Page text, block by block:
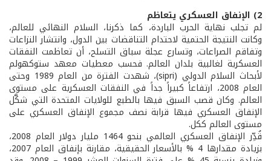
2) الإنفاق العسكري يتعاظم
لم تجلب نهاية الحرب الباردة، كما ذكرنا، السلام النهائي للعالم،
وكانت النتيجة الحتمية لاحتدام التناقضات بين الدول، وانتشار النزاعات
وتفاقم الصراعات، وتسارع عجلة سباق التسلح، أن تعاظمت النفقات
العسكرية لغالبية بلدان العالم. فحسب معطيات معهد ستوكهولم
لأبحاث السلام الدولي (sipri)، شهدت الفترة من العام 1989 وحتى
العام 2008، ارتفاعاً كبيراً جداً في النفقات العسكرية على مستوى
العالم. وكان قصب السبق فيها بالطبع للولايات المتحدة التي شكَّل
الإنفاق العسكري فيها قرابة نصف مجموع الإنفاق العسكري على
مستوى العالم ككل.
قُدِّر الإنفاق العسكري العالمي بنحو 1464 مليار دولار العام 2008،
بزيادة مقدارها 4 % بالأسعار الحقيقية، مقارنة بإنفاق العام 2007،